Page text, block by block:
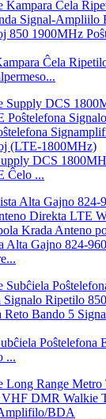
Ĉela
DCS
Ĉelo ...
Alta Gajno 824-
Poŝtelefona
...